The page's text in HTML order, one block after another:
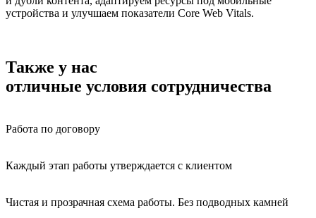
устройства и улучшаем показатели Core Web Vitals.
Также у нас
отличные условия сотрудничества
Работа по договору
Каждый этап работы утверждается с клиентом
Чистая и прозрачная схема работы. Без подводных камней